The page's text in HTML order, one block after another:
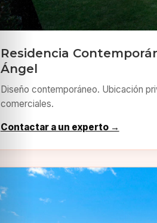
Residencia
Ángel
Diseño contemporáneo. Ubicación
comerciales.
Contactar a un experto →